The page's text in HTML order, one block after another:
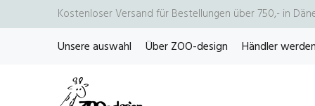
Kostenloser Versand für Bestellungen über 750,- in
Unsere auswahl Über ZOO-design Händler